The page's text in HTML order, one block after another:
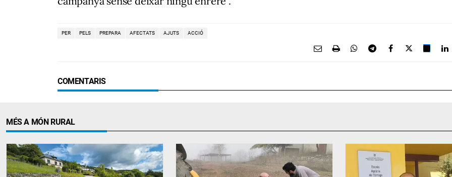
PER PELS PREPARA AFECTATS AJUTS ACCIÓ
COMENTARIS
MÉS A MÓN RURAL